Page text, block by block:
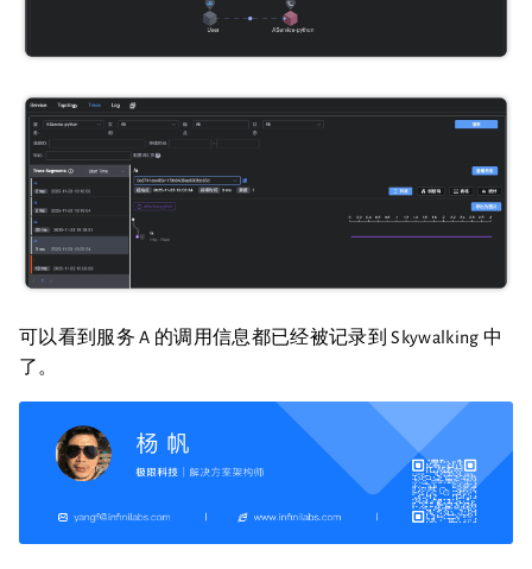
可以看到服务 A 的调用信息都已经被记录到 Skywalking 中
了。